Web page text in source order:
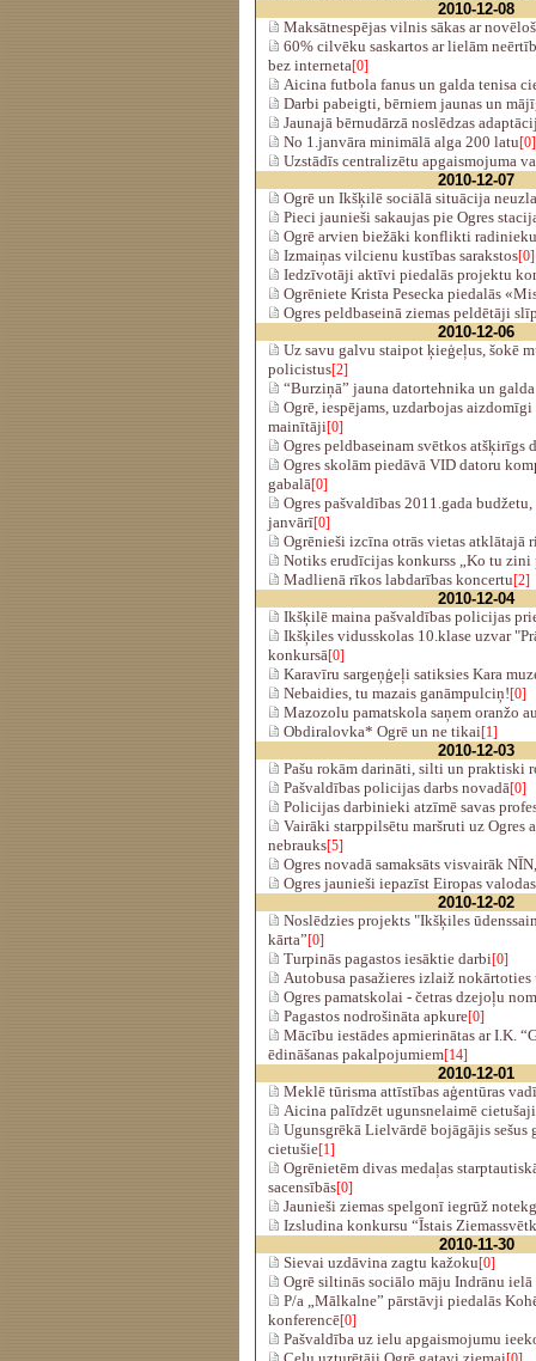
2010-12-08
Maksātnespējas vilnis sākas ar
60% cilvēku saskartos ar lielām
bez interneta[0]
Aicina futbola fanus un galda tenisa
Darbi pabeigti, bērniem jaunas un
Jaunajā bērnudārzā noslēdzas
No 1.janvāra minimālā alga 200 latu[0]
Uzstādīs centralizētu apgaismojuma
2010-12-07
Ogrē un Ikšķilē sociālā situācija
Pieci jaunieši sakaujas pie Ogres
Ogrē arvien biežāki konflikti
Izmaiņas vilcienu kustības sarakstos[0]
Iedzīvotāji aktīvi piedalās projektu
Ogrēniete Krista Pesecka piedalās
Ogres peldbaseinā ziemas peldētāji
2010-12-06
Uz savu galvu staipot ķieģeļus, šokē
policistus[2]
“Burziņā” jauna datortehnika un galda
Ogrē, iespējams, uzdarbojas
mainītāji[0]
Ogres peldbaseinam svētkos atšķirīgs
Ogres skolām piedāvā VID datoru
gabalā[0]
Ogres pašvaldības 2011.gada
janvārī[0]
Ogrēnieši izcīna otrās vietas atklātajā
Notiks erudīcijas konkurss „Ko tu zini
Madlienā rīkos labdarības koncertu[2]
2010-12-04
Ikšķilē maina pašvaldības policijas
Ikšķiles vidusskolas 10.klase uzvar
konkursā[0]
Karavīru sargeņģeļi satiksies Kara
Nebaidies, tu mazais ganāmpulciņ![0]
Mazozolu pamatskola saņem oranžo
Obdiralovka* Ogrē un ne tikai[1]
2010-12-03
Pašu rokām darināti, silti un praktiski
Pašvaldības policijas darbs novadā[0]
Policijas darbinieki atzīmē savas
Vairāki starppilsētu maršruti uz Ogres
nebrauks[5]
Ogres novadā samaksāts visvairāk
Ogres jaunieši iepazīst Eiropas valodas
2010-12-02
Noslēdzies projekts "Ikšķiles
kārta”[0]
Turpinās pagastos iesāktie darbi[0]
Autobusa pasažieres izlaiž nokārtoties
Ogres pamatskolai - četras dzejoļu
Pagastos nodrošināta apkure[0]
Mācību iestādes apmierinātas ar I.K.
ēdināšanas pakalpojumiem[14]
2010-12-01
Meklē tūrisma attīstības aģentūras
Aicina palīdzēt ugunsnelaimē
Ugunsgrēkā Lielvārdē bojāgājis sešus
cietušie[1]
Ogrēnietēm divas medaļas
sacensībās[0]
Jaunieši ziemas spelgonī iegrūž
Izsludina konkursu “Īstais
2010-11-30
Sievai uzdāvina zagtu kažoku[0]
Ogrē siltinās sociālo māju Indrānu ielā
P/a „Mālkalne” pārstāvji piedalās
konferencē[0]
Pašvaldība uz ielu apgaismojumu